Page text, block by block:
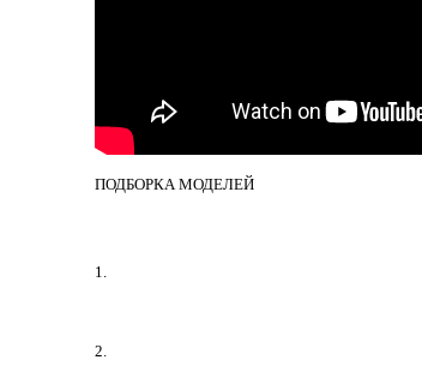
ПОДБОРКА МОДЕЛЕЙ
1.
2.